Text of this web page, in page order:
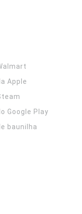
Apple
Google Play
baunilha